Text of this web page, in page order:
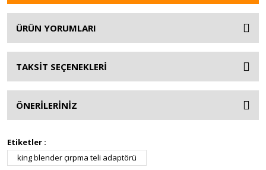
ÜRÜN YORUMLARI
TAKSİT SEÇENEKLERİ
ÖNERİLERİNİZ
Etiketler :
king blender çırpma teli adaptörü